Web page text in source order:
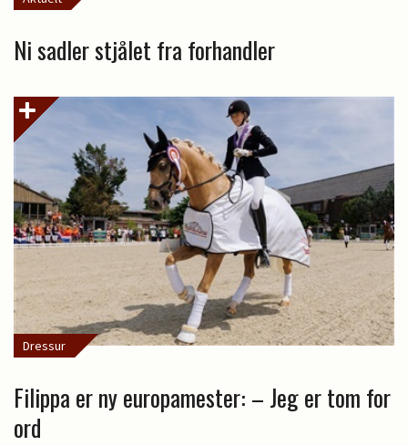
Ni sadler stjålet fra forhandler
Dressur
Filippa er ny europamester: – Jeg er tom for
ord